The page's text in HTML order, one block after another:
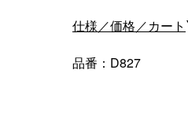
仕様／価格／カート
品番：D827